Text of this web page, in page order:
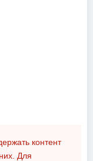
контент
Для